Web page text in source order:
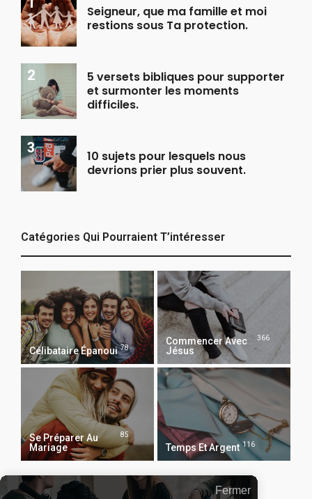
Seigneur, que ma famille et moi
restions sous Ta protection.
5 versets bibliques pour supporter
et surmonter les moments
difficiles.
10 sujets pour lesquels nous
devrions prier plus souvent.
Catégories Qui Pourraient T’intéresser
Célibataire Épanoui 78
Commencer Avec
Jésus
366
Se Préparer Au
Mariage
85
Temps Et Argent 116
Fermer